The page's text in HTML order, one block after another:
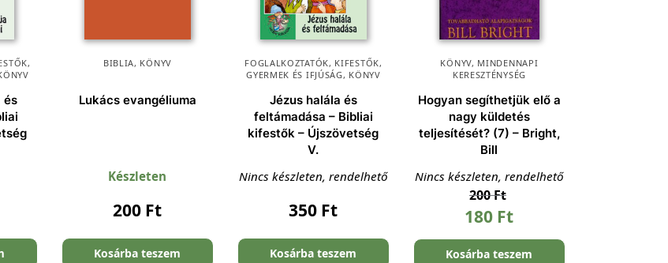
,
és
BIBLIA, KÖNYV
Lukács evangéliuma
Készleten
200 Ft
Kosárba teszem
FOGLALKOZTATÓK, KIFESTŐK,
GYERMEK ÉS IFJÚSÁG, KÖNYV
Jézus halála és
feltámadása – Bibliai
kifestők – Újszövetség
V.
Nincs készleten, rendelhető
350 Ft
Kosárba teszem
KÖNYV, MINDENNAPI
KERESZTÉNYSÉG
Hogyan segíthetjük elő a
nagy küldetés
teljesítését? (7) – Bright,
Bill
Nincs készleten, rendelhető
200Ft
180 Ft
Kosárba teszem